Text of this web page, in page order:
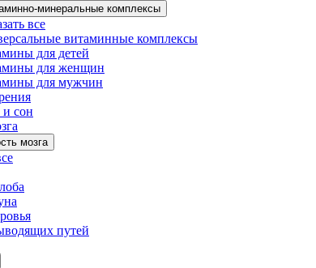
минеральные комплексы
все
витаминные комплексы
для детей
для женщин
для мужчин
и сон
мозга
путей